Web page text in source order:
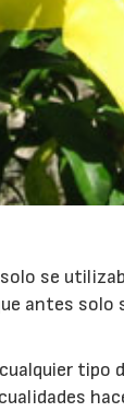
se
antes solo
tipo